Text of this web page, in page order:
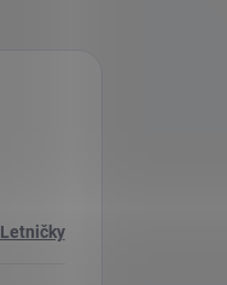
Letničky